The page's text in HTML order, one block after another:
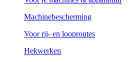
Machinebescherming
Voor rij- en looproutes
Hekwerken